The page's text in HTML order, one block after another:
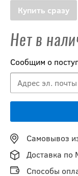
Купить сразу
Нет в
Сообщим о
Самовывоз
Доставка по
Способы